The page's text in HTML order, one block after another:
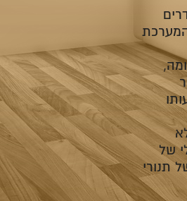
של
תנורי